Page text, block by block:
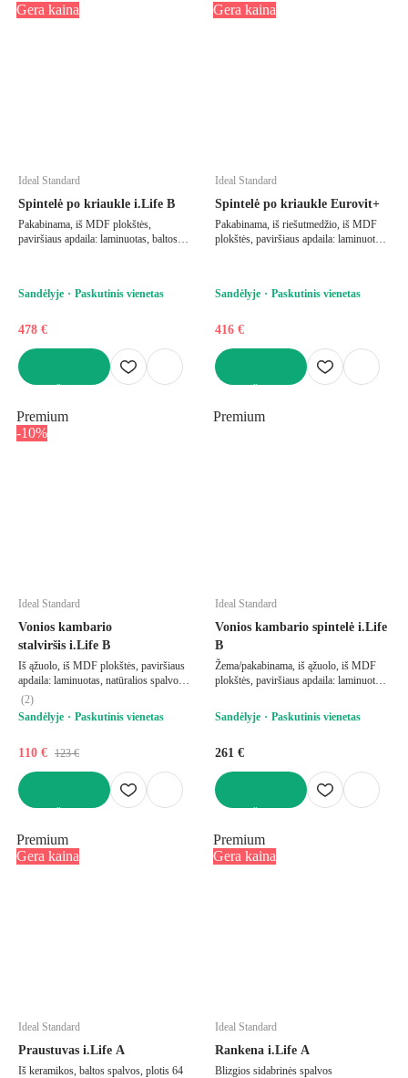
Gera kaina
Ideal Standard
Spintelė po kriaukle i.Life B
Pakabinama, iš MDF plokštės,
paviršiaus apdaila: laminuotas, baltos
Sandėlyje
Paskutinis vienetas
478 €
Gera kaina
Ideal Standard
Spintelė po kriaukle Eurovit+
Pakabinama, iš riešutmedžio, iš MDF
plokštės, paviršiaus apdaila: laminuotas,
Sandėlyje
Paskutinis vienetas
416 €
Premium
-10%
Ideal Standard
Vonios kambario
stalviršis i.Life B
Iš ąžuolo, iš MDF plokštės, paviršiaus
apdaila: laminuotas, natūralios spalvos,
plotis 120 cm, gylis 51 cm
(2)
Sandėlyje
Paskutinis vienetas
110 € 123 €
Premium
Ideal Standard
Vonios kambario spintelė i.Life
B
Žema/pakabinama, iš ąžuolo, iš MDF
plokštės, paviršiaus apdaila: laminuotas,
Sandėlyje Paskutinis vienetas
261 €
Premium
Gera kaina
Ideal Standard
Praustuvas i.Life A
Iš keramikos, baltos spalvos, plotis 64
Premium
Gera kaina
Ideal Standard
Rankena i.Life A
Blizgios sidabrinės spalvos